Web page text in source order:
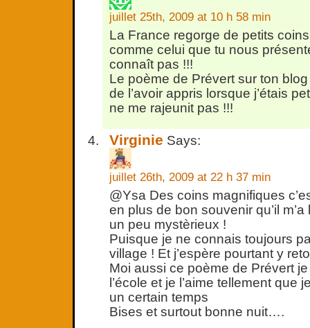
juillet 25th, 2009 at 10 h 58 min
La France regorge de petits
comme celui que tu nous
connaît pas !!!
Le poème de Prévert sur ton
de l’avoir appris lorsque j’étais
ne me rajeunit pas !!!
Virginie Says:
juillet 26th, 2009 at 22 h 37 min
@Ysa Des coins magnifiques
en plus de bon souvenir qu’il
un peu mystèrieux !
Puisque je ne connais toujours
village ! Et j’espère pourtant y
Moi aussi ce poème de Prévert je
l’école et je l’aime tellement que
un certain temps
Bises et surtout bonne nuit….